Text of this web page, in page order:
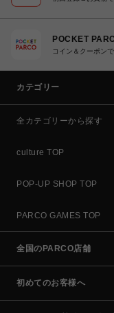
POCKET
コイン＆クーポン
カテゴリー
全カテゴリーから探す
culture TOP
POP-UP SHOP TOP
PARCO GAMES TOP
全国のPARCO店舗
初めてのお客様へ